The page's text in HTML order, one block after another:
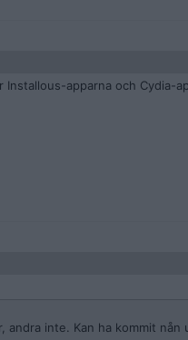
apparna och Cydia-
inte. Kan ha kommit nån